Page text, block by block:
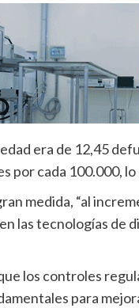
era de 12,45
por cada 100.000,
medida, “al
las tecnologías
los controles
para